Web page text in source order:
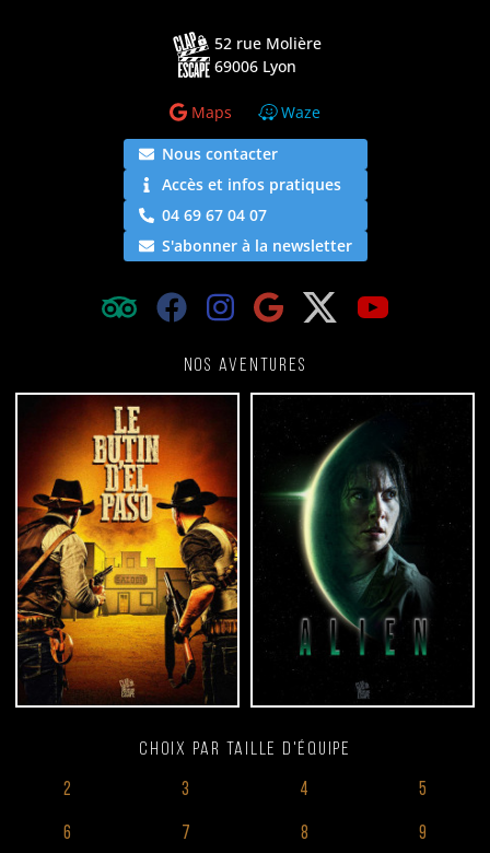
Nos aventures
Choix par taille d'équipe
2 3 4 5
6 7 8 9
52 rue Molière
69006 Lyon
Maps Waze
Nous contacter
Accès et infos pratiques
04 69 67 04 07
S'abonner à la newsletter